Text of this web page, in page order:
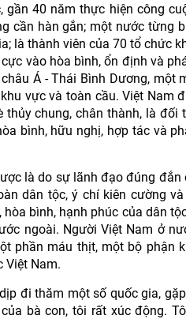
gần 40 năm thực hiện công
cần hàn gắn; một nước từng
là thành viên của 70 tổ chức
vào hòa bình, ổn định và
Á - Thái Bình Dương, một
vực và toàn cầu. Việt Nam
thủy chung, chân thành, là
bình, hữu nghị, hợp tác và
là do sự lãnh đạo đúng
dân tộc, ý chí kiên cường
bình, hạnh phúc của dân
ngoài. Người Việt Nam ở
phần máu thịt, một bộ phận
Việt Nam.
đi thăm một số quốc gia,
bà con, tôi rất xúc động.